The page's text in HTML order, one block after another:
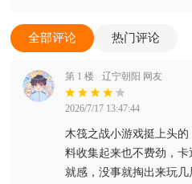
全部评论 热门评论
第 1 楼 辽宁朝阳 网友
2026/7/17 13:47:44
木筏之战小游戏挺上头
料收集起来也不费劲，
就感，没事就掏出来玩